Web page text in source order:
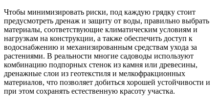
Чтобы минимизировать риски, под каждую грядку стоит
предусмотреть дренаж и защиту от воды, правильно выбрать
материалы, соответствующие климатическим условиям и
нагрузкам на конструкции, а также обеспечить доступ к
водоснабжению и механизированным средствам ухода за
растениями. В реальности многие садоводы используют
комбинацию подпорных стенок из камня или древесины,
дренажные слои из геотекстиля и мелкофракционных
материалов, что позволяет добиться хорошей устойчивости и
при этом сохранять естественную красоту участка.